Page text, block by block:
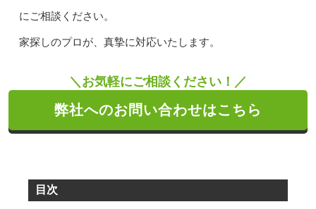
にご相談ください。
家探しのプロが、真摯に対応いたします。
＼お気軽にご相談ください！／
弊社へのお問い合わせはこちら
目次